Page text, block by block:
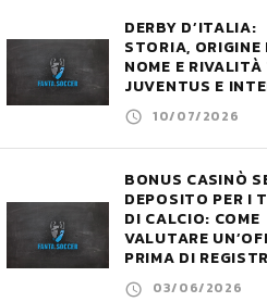
DERBY D’ITALIA:
STORIA, ORIGINE
NOME E RIVALITÀ
JUVENTUS E
10/07/2026
BONUS CASINÒ
DEPOSITO PER I
DI CALCIO: COME
VALUTARE
PRIMA DI
03/06/2026